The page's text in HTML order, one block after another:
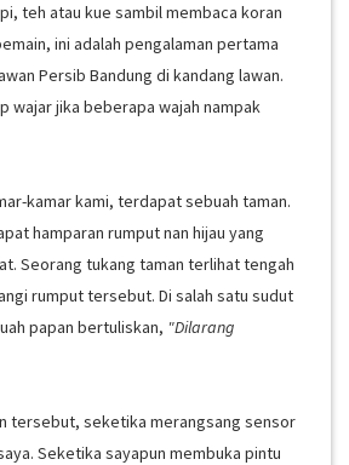
teh atau kue sambil membaca koran
ini adalah pengalaman pertama
Persib Bandung di kandang lawan.
wajar jika beberapa wajah nampak
kamar kami, terdapat sebuah taman.
hamparan rumput nan hijau yang
Seorang tukang taman terlihat tengah
rumput tersebut. Di salah satu sudut
papan bertuliskan, "Dilarang
tersebut, seketika merangsang sensor
Seketika sayapun membuka pintu